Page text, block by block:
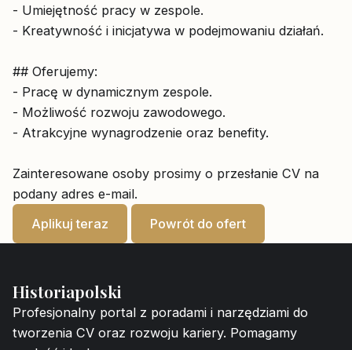
- Umiejętność pracy w zespole.
- Kreatywność i inicjatywa w podejmowaniu działań.
## Oferujemy:
- Pracę w dynamicznym zespole.
- Możliwość rozwoju zawodowego.
- Atrakcyjne wynagrodzenie oraz benefity.
Zainteresowane osoby prosimy o przesłanie CV na
podany adres e-mail.
Aplikuj teraz
Powrót do ofert
Historiapolski
Profesjonalny portal z poradami i narzędziami do
tworzenia CV oraz rozwoju kariery. Pomagamy